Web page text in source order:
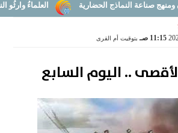
العلماءُ وارثُو النبوّة: النماذج الحضارية
11:15 صـ بتوقيت أم القرى
.. اليوم السابع